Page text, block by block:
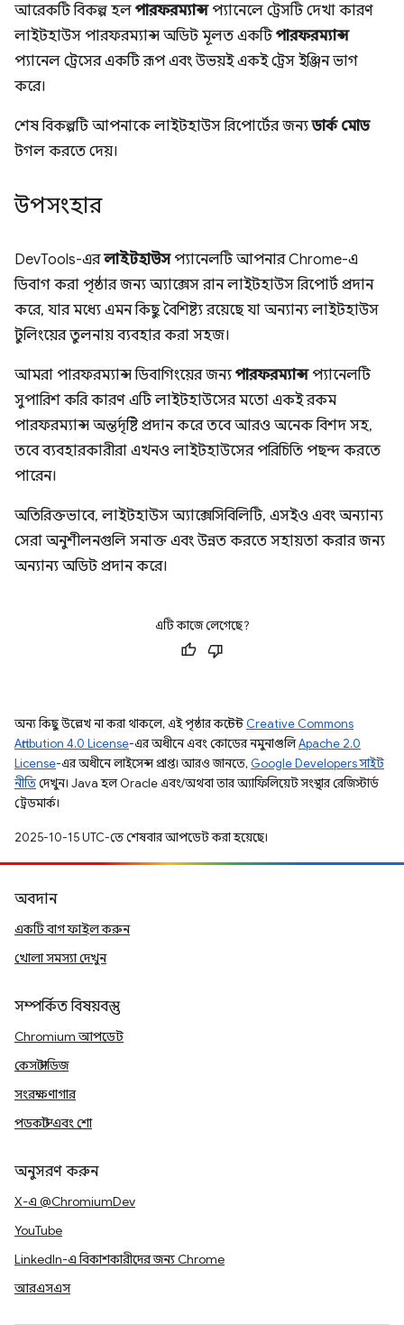
আরেকটি বিকল্প হল পারফরম্যান্সপ্যানেলে ট্রেসটি দেখা কারণ
লাইটহাউস পারফরম্যান্স অডিট মূলত একটিপারফরম্যান্স
প্যানেল ট্রেসের একটি রূপ এবং উভয়ই একই ট্রেস ইঞ্জিন ভাগ
করে।
শেষ বিকল্পটি আপনাকে লাইটহাউস রিপোর্টের জন্যডার্ক মোড
টগল করতে দেয়।
উপসংহার
DevTools-এরলাইটহাউসপ্যানেলটি আপনার Chrome-এ
ডিবাগ করা পৃষ্ঠার জন্য অ্যাক্সেস রান লাইটহাউস রিপোর্ট প্রদান
করে, যার মধ্যে এমন কিছু বৈশিষ্ট্য রয়েছে যা অন্যান্য লাইটহাউস
টুলিংয়ের তুলনায় ব্যবহার করা সহজ।
আমরা পারফরম্যান্স ডিবাগিংয়ের জন্য পারফরম্যান্সপ্যানেলটি
সুপারিশ করি কারণ এটি লাইটহাউসের মতো একই রকম
পারফরম্যান্স অন্তর্দৃষ্টি প্রদান করে তবে আরও অনেক বিশদ সহ,
তবে ব্যবহারকারীরা এখনও লাইটহাউসের পরিচিতি পছন্দ করতে
পারেন।
অতিরিক্তভাবে, লাইটহাউস অ্যাক্সেসিবিলিটি, এসইও এবং অন্যান্য
সেরা অনুশীলনগুলি সনাক্ত এবং উন্নত করতে সহায়তা করার জন্য
অন্যান্য অডিট প্রদান করে।
এটি কাজে লেগেছে?
অন্য কিছু উল্লেখ না করা থাকলে, এই পৃষ্ঠার কন্টেন্ট Creative Commons
Attribution 4.0 License-এর অধীনে এবং কোডের নমুনাগুলিApache 2.0
License-এর অধীনে লাইসেন্স প্রাপ্ত। আরও জানতে, Google Developers সাইট
নীতিদেখুন। Java হল Oracle এবং/অথবা তার অ্যাফিলিয়েট সংস্থার রেজিস্টার্ড
ট্রেডমার্ক।
2025-10-15 UTC-তে শেষবার আপডেট করা হয়েছে।
অবদান
একটি বাগ ফাইল করুন
খোলা সমস্যা দেখুন
সম্পর্কিত বিষয়বস্তু
Chromium আপডেট
কেস স্টাডিজ
সংরক্ষণাগার
পডকাস্ট এবং শো
অনুসরণ করুন
X-এ @ChromiumDev
YouTube
LinkedIn-এ বিকাশকারীদের জন্য Chrome
আরএসএস